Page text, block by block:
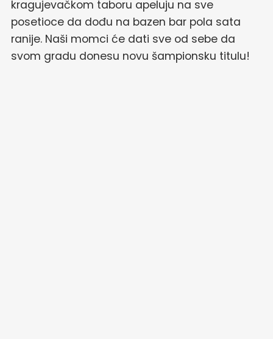
kragujevačkom taboru apeluju na sve
posetioce da dođu na bazen bar pola sata
ranije. Naši momci će dati sve od sebe da
svom gradu donesu novu šampionsku titulu!